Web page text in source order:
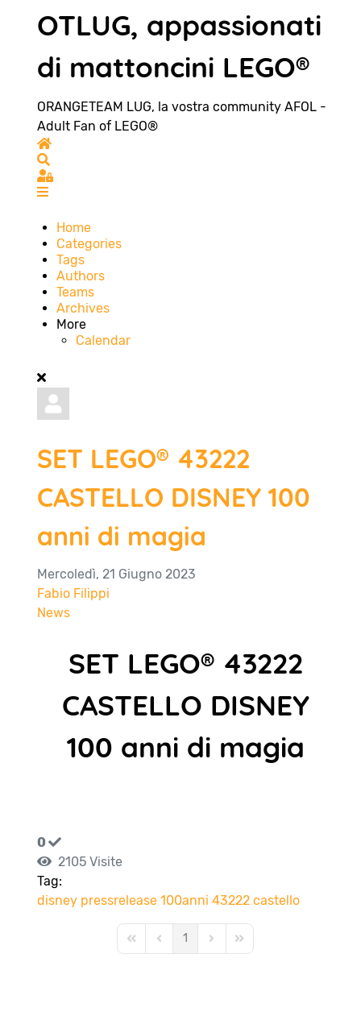
OTLUG, appassionati
di mattoncini LEGO®
ORANGETEAM LUG, la vostra community AFOL -
Adult Fan of LEGO®
Home
Sign In
Home
Categories
Tags
Authors
Teams
Archives
More
Calendar
SET LEGO® 43222
CASTELLO DISNEY 100
anni di magia
Mercoledì, 21 Giugno 2023
Fabio Filippi
News
SET LEGO® 43222
CASTELLO DISNEY
100 anni di magia
0
2105 Visite
Tag:
disney pressrelease 100anni 43222 castello
First PagePrevious Page
1 Next PageLast Page